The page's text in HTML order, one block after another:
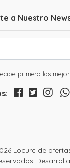
a Nuestro
primero las
Locura de